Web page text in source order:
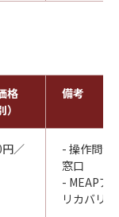
格
）
備考
／
- 操作問合
窓口
- MEAPア
リカバリ